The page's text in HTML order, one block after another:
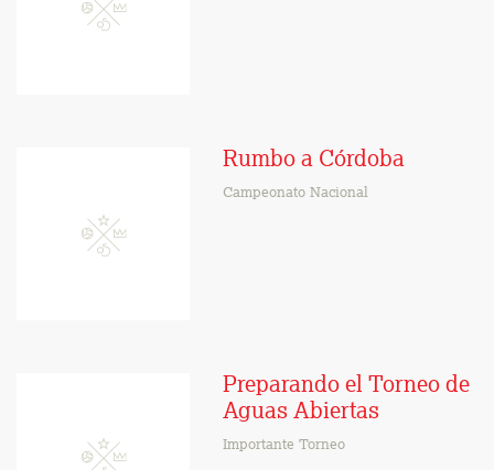
Rumbo a Córdoba
Campeonato Nacional
Preparando el Torneo de
Aguas Abiertas
Importante Torneo